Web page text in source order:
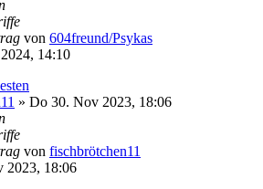
von 604freund/Psykas
14:10
» Do 30. Nov 2023, 18:06
von fischbrötchen11
2023, 18:06